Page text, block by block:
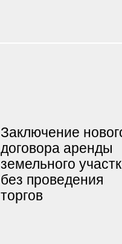
Заключение
договора аренды
земельного
без проведения
торгов